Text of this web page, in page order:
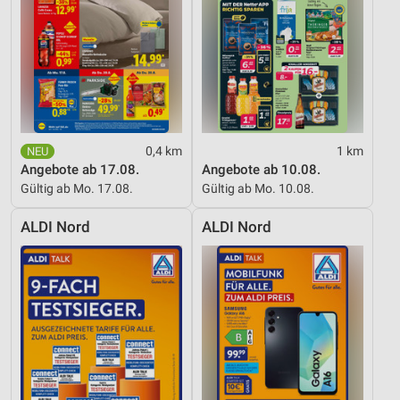
0,4 km
Angebote ab 17.08.
Gültig ab Mo. 17.08.
1 km
Angebote ab 10.08.
Gültig ab Mo. 10.08.
ALDI Nord ALDI Nord